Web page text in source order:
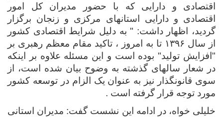
اقتصادی و دارایی که با حضور مدیران کل امور
اقتصادی و دارایی استانهای مرکزی و زنجان برگزار
گردید، اظهار داشت: " به دلیل شرایط اقتصادی کشور
از سال ۱۳۹۶ تا به امروز ، تاکید مقام معظم رهبری بر
"افزایش تولید" بوده است و این مسئله علاوه بر اینکه
در شعار سالهای گذشته به وضوح بیان شده است، از
سوی قانونگذار نیز به عنوان یک الزام در توسعه کشور
مورد توجه قرار گرفته است .
خلیلی خواه، در ادامه این نشست گفت: مدیران استانی